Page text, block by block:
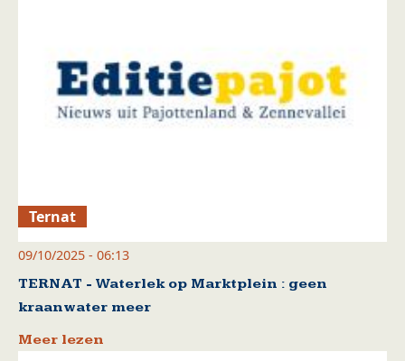
Ternat
09/10/2025 - 06:13
TERNAT - Waterlek op Marktplein : geen
kraanwater meer
Meer lezen